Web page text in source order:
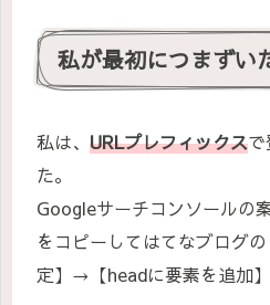
私が最初につまずい
私は、 URLプレフィックス
た。
Googleサーチコンソールの
をコピーしてはてなブログ
定】→【headに要素を追加】